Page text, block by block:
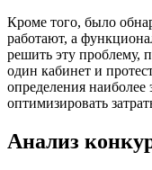
Кроме того, было
работают, а
решить эту проблему,
один кабинет и
определения
оптимизировать
Анализ